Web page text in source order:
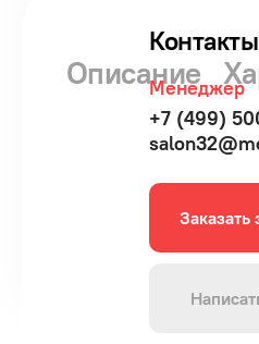
Описание
Контакты
Менеджер
+7 (499)
Заказать